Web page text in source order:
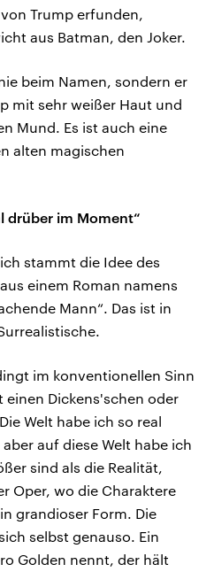
Trump erfunden,
aus Batman, den Joker.
beim Namen, sondern er
mit sehr weißer Haut und
Mund. Es ist auch eine
alten magischen
drüber im Moment“
stammt die Idee des
einem Roman namens
Mann“. Das ist in
im konventionellen Sinn
Dickens'schen oder
Welt habe ich so real
auf diese Welt habe ich
sind als die Realität,
Oper, wo die Charaktere
grandioser Form. Die
selbst genauso. Ein
Golden nennt, der hält